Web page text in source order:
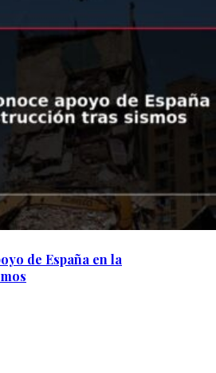
de España en la